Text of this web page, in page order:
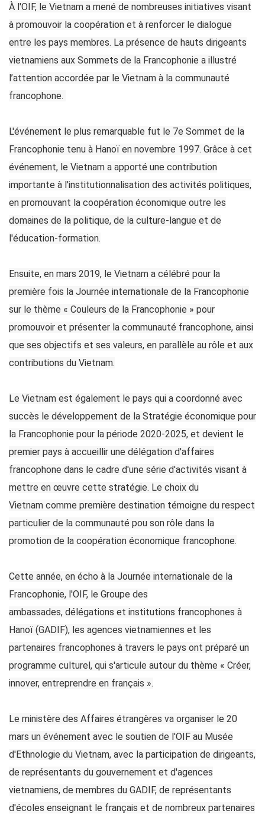
À l'OIF, le Vietnam a mené de nombreuses initiatives visant
à promouvoir la coopération et à renforcer le dialogue
entre les pays membres. La présence de hauts dirigeants
vietnamiens aux Sommets de la Francophonie a illustré
l’attention accordée par le Vietnam à la communauté
francophone.
L'événement le plus remarquable fut le 7e Sommet de la
Francophonie tenu à Hanoï en novembre 1997. Grâce à cet
événement, le Vietnam a apporté une contribution
importante à l'institutionnalisation des activités politiques,
en promouvant la coopération économique outre les
domaines de la politique, de la culture-langue et de
l'éducation-formation.
Ensuite, en mars 2019, le Vietnam a célébré pour la
première fois la Journée internationale de la Francophonie
sur le thème « Couleurs de la Francophonie » pour
promouvoir et présenter la communauté francophone, ainsi
que ses objectifs et ses valeurs, en parallèle au rôle et aux
contributions du Vietnam.
Le Vietnam est également le pays qui a coordonné avec
succès le développement de la Stratégie économique pour
la Francophonie pour la période 2020-2025, et devient le
premier pays à accueillir une délégation d'affaires
francophone dans le cadre d'une série d'activités visant à
mettre en œuvre cette stratégie. Le choix du
Vietnam comme première destination témoigne du respect
particulier de la communauté pou son rôle dans la
promotion de la coopération économique francophone.
Cette année, en écho à la Journée internationale de la
Francophonie, l'OIF, le Groupe des
ambassades, délégations et institutions francophones à
Hanoï (GADIF), les agences vietnamiennes et les
partenaires francophones à travers le pays ont préparé un
programme culturel, qui s'articule autour du thème « Créer,
innover, entreprendre en français ».
Le ministère des Affaires étrangères va organiser le 20
mars un événement avec le soutien de l'OIF au Musée
d'Ethnologie du Vietnam, avec la participation de dirigeants,
de représentants du gouvernement et d'agences
vietnamiens, de membres du GADIF, de représentants
d'écoles enseignant le français et de nombreux partenaires